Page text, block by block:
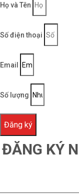
Họ và Tên
Số điện thoại
Email
Số lượng
Đăng ký
ĐĂNG KÝ